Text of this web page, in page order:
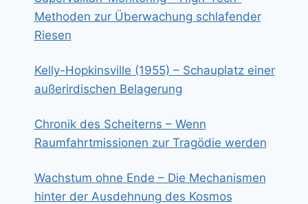
Methoden zur Überwachung schlafender
Riesen
Kelly-Hopkinsville (1955) – Schauplatz einer
außerirdischen Belagerung
Chronik des Scheiterns – Wenn
Raumfahrtmissionen zur Tragödie werden
Wachstum ohne Ende – Die Mechanismen
hinter der Ausdehnung des Kosmos